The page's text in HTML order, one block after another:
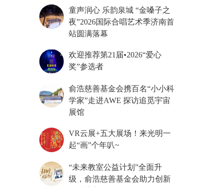
童声润心 乐韵泉城 “金嗓子之
夜”2026国际合唱艺术季济南首
站圆满落幕
欢迎推荐第21届•2026“爱心
奖”参选者
俞浩慈善基金会携百名“小小科
学家”走进AWE 探访追觅宇宙
展馆
VR云展+五大展场！来光明一
起“画”个年叭~
“未来教室公益计划”全面升
级，俞浩慈善基金会助力创新